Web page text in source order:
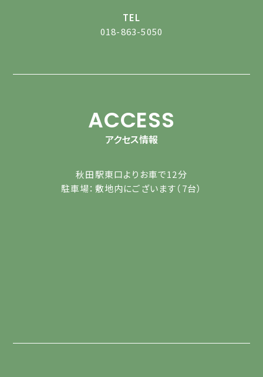
TEL
018-863-5050
ACCESS
アクセス情報
秋田駅東口よりお車で12分
駐車場：敷地内にございます（7台）